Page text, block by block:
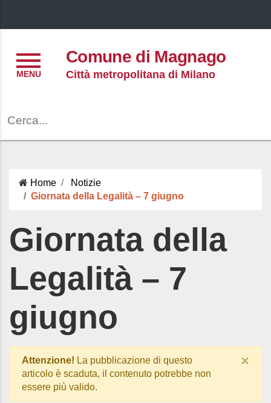
Comune di Magnago
Città metropolitana di Milano
Home
Notizie
Giornata della Legalità – 7 giugno
Giornata della
Legalità – 7
giugno
Attenzione! La pubblicazione di questo
articolo è scaduta, il contenuto potrebbe non
essere più valido.
×